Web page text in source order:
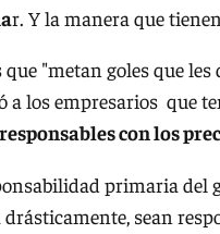
r. Y la manera que
"metan goles que les
a los empresarios que
con los
primaria del
sean